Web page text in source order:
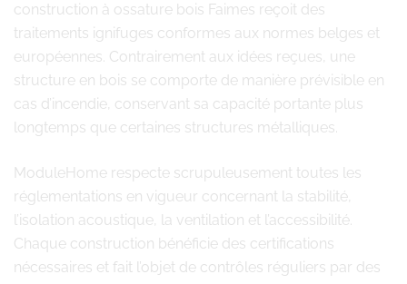
construction à ossature bois Faimes reçoit des
traitements ignifuges conformes aux normes belges et
européennes. Contrairement aux idées reçues, une
structure en bois se comporte de manière prévisible en
cas d’incendie, conservant sa capacité portante plus
longtemps que certaines structures métalliques.
ModuleHome respecte scrupuleusement toutes les
réglementations en vigueur concernant la stabilité,
l’isolation acoustique, la ventilation et l’accessibilité.
Chaque construction bénéficie des certifications
nécessaires et fait l’objet de contrôles réguliers par des